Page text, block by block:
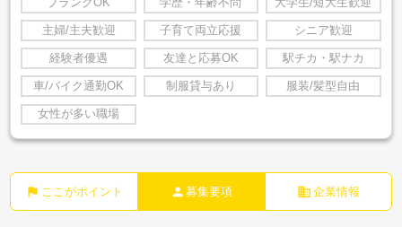
ブランクOK 学歴・年齢不問 大学生/短大生歓迎
主婦/主夫歓迎 子育て両立応援 シニア歓迎
経験者優遇 友達と応募OK 駅チカ・駅ナカ
車/バイク通勤OK 制服貸与あり 服装/髪型自由
女性が多い職場
flag ここがポイント person 募集要項 business 企業情報